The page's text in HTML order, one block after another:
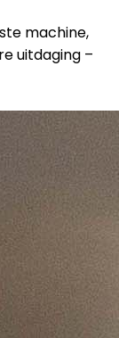
machine,
uitdaging –